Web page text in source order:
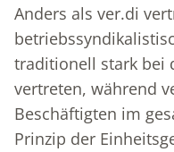
Anders als ver.di
traditionell stark bei
vertreten, während
Beschäftigten im
Prinzip der